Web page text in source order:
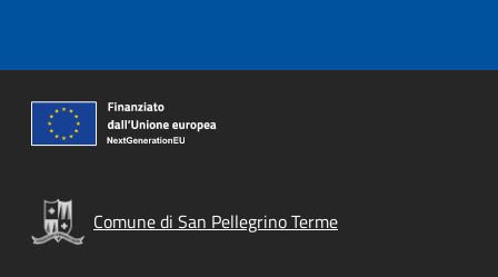
Comune di San Pellegrino Terme